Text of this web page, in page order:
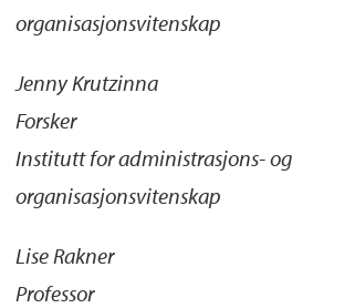
organisasjonsvitenskap
Jenny Krutzinna
Forsker
Institutt for administrasjons- og
organisasjonsvitenskap
Lise Rakner
Professor